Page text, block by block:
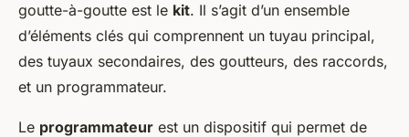
goutte-à-goutte est le kit. Il s’agit d’un ensemble
d’éléments clés qui comprennent un tuyau principal,
des tuyaux secondaires, des goutteurs, des raccords,
et un programmateur.
Le programmateur est un dispositif qui permet de